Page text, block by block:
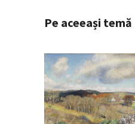
Pe aceeași temă